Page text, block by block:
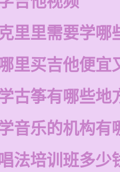
里里需要学哪
里买吉他便宜
古筝有哪些地
音乐的机构有
法培训班多少